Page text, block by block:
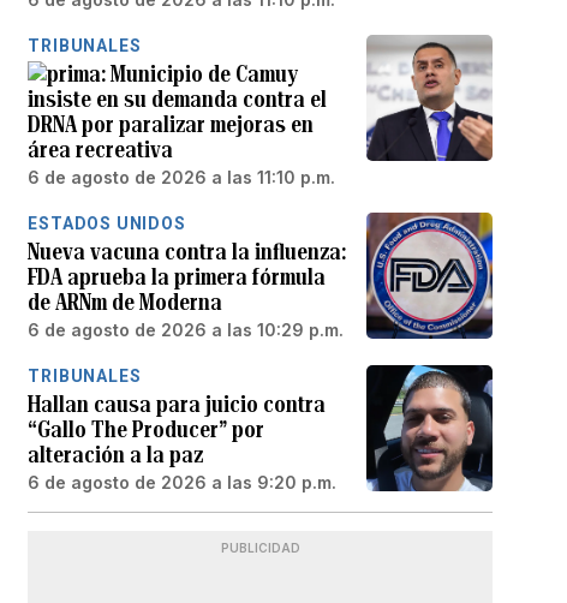
TRIBUNALES
Municipio de Camuy
insiste en su demanda contra el
DRNA por paralizar mejoras en
área recreativa
6 de agosto de 2026 a las 11:10 p.m.
ESTADOS UNIDOS
Nueva vacuna contra la influenza:
FDA aprueba la primera fórmula
de ARNm de Moderna
6 de agosto de 2026 a las 10:29 p.m.
TRIBUNALES
Hallan causa para juicio contra
“Gallo The Producer” por
alteración a la paz
6 de agosto de 2026 a las 9:20 p.m.
PUBLICIDAD